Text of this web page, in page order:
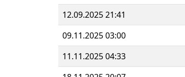
12.09.2025 21:41
09.11.2025 03:00
11.11.2025 04:33